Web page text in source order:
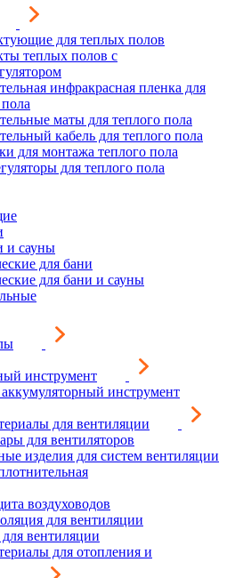
для теплых полов
теплых полов с
инфракрасная пленка для
маты для теплого пола
кабель для теплого пола
для монтажа теплого пола
для теплого пола
и сауны
для бани
для бани и сауны
инструмент
инструмент
для вентиляции
для вентиляторов
изделия для систем вентиляции
воздуховодов
для вентиляции
вентиляции
для отопления и